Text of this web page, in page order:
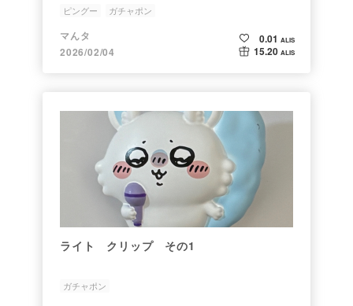
ピングー ガチャポン
マんタ
2026/02/04
0.01 ALIS
15.20 ALIS
ライト クリップ その1
ガチャポン